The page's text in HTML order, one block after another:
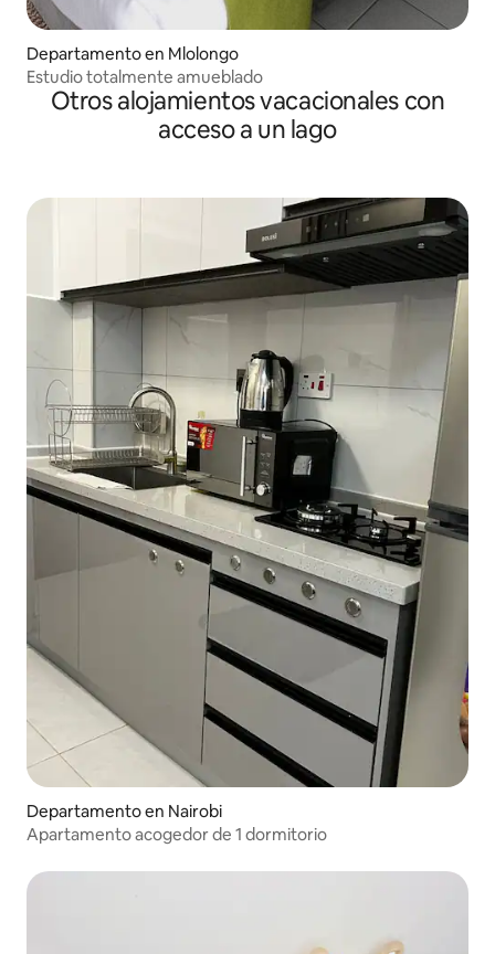
Departamento en Mlolongo
Estudio totalmente amueblado
Otros alojamientos vacacionales con
acceso a un lago
Departamento en Nairobi
Apartamento acogedor de 1 dormitorio